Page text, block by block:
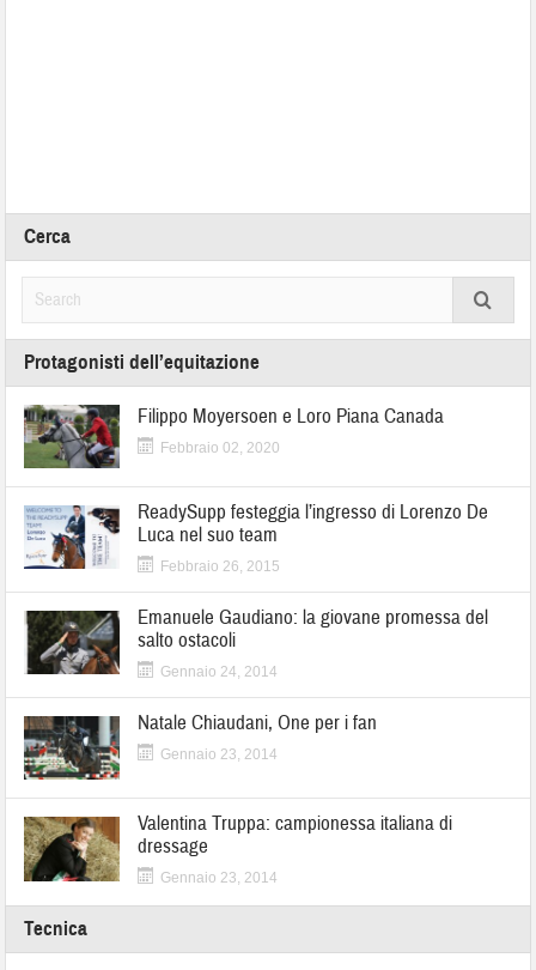
Cerca
Protagonisti dell’equitazione
Filippo Moyersoen e Loro Piana Canada
Febbraio 02, 2020
ReadySupp festeggia l’ingresso di Lorenzo De
Luca nel suo team
Febbraio 26, 2015
Emanuele Gaudiano: la giovane promessa del
salto ostacoli
Gennaio 24, 2014
Natale Chiaudani, One per i fan
Gennaio 23, 2014
Valentina Truppa: campionessa italiana di
dressage
Gennaio 23, 2014
Tecnica